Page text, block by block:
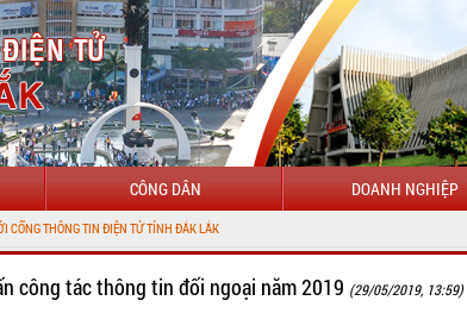
CÔNG DÂN DOANH NGHIỆP
ĐIỆN TỬ TỈNH ĐẮK LẮK
công tác thông tin đối ngoại năm 2019 (29/05/2019, 13:59)